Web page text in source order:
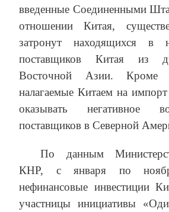
введенные Соединенными
отношении Китая,
затронут находящихся в
поставщиков Китая из
Восточной Азии. Кроме
налагаемые Китаем на
оказывать негативное
поставщиков в Северной
По данным
КНР, с января по
нефинансовые инвестиции
участницы инициативы